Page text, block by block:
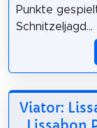
Punkte
Schnitzeljagd...
Viator: